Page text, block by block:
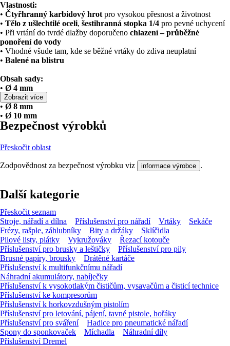
Vlastnosti:
• Čtyřhranný karbidový hrot pro vysokou přesnost a životnost
• Tělo z ušlechtilé oceli, šestihranná stopka 1/4 pro pevné uchycení
• Při vrtání do tvrdé dlažby doporučeno chlazení – průběžné
ponoření do vody
• Vhodné všude tam, kde se běžné vrtáky do zdiva neuplatní
• Balené na blistru
Obsah sady:
• Ø 4 mm
•Ø 6 mm
• Ø 8 mm
• Ø 10 mm
Zobrazit více
Bezpečnost výrobků
Přeskočit oblast
Zodpovědnost za bezpečnost výrobku viz informace výrobce .
Další kategorie
Přeskočit seznam
Stroje, nářadí a dílna
Příslušenství pro nářadí Vrtáky
Sekáče
Frézy, rašple, záhlubníky
Bity a držáky
Sklíčidla
Pilové listy, plátky
Vykružováky
Řezací kotouče
Příslušenství pro brusky a leštičky
Příslušenství pro pily
Brusné papíry, brousky
Drátěné kartáče
Příslušenství k multifunkčnímu nářadí
Náhradní akumulátory, nabíječky
Příslušenství k vysokotlakým čističům, vysavačům a čisticí technice
Příslušenství ke kompresorům
Příslušenství k horkovzdušným pistolím
Příslušenství pro letování, pájení, tavné pistole, hořáky
Příslušenství pro sváření
Hadice pro pneumatické nářadí
Spony do sponkovaček
Míchadla
Náhradní díly
Příslušenství Dremel